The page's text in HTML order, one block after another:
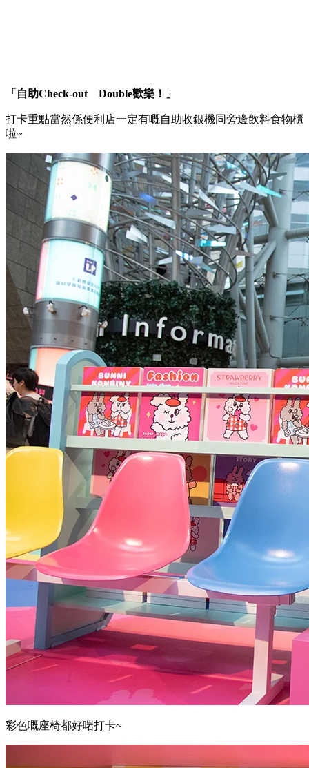
「自助Check-out Double歡樂！」
打卡重點當然係便利店一定有嘅自助收銀機同旁邊飲料食物櫃
啦~
彩色嘅座椅都好啱打卡~